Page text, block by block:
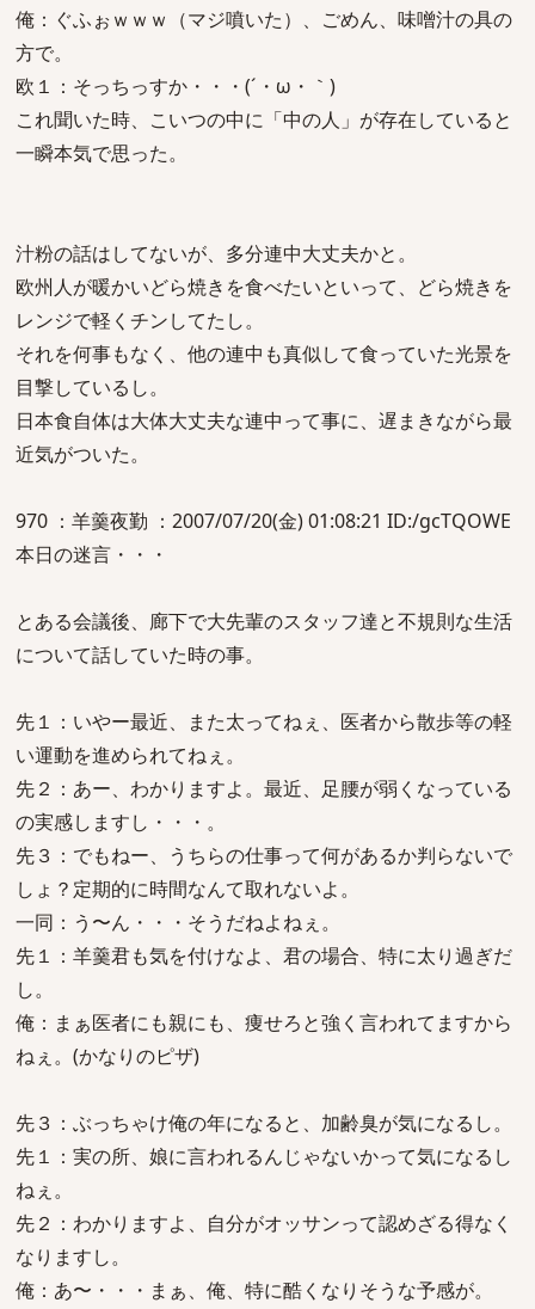
俺：ぐふぉｗｗｗ（マジ噴いた）、ごめん、味噌汁の具の
方で。
欧１：そっちっすか・・・(´・ω・｀)
これ聞いた時、こいつの中に「中の人」が存在していると
一瞬本気で思った。
汁粉の話はしてないが、多分連中大丈夫かと。
欧州人が暖かいどら焼きを食べたいといって、どら焼きを
レンジで軽くチンしてたし。
それを何事もなく、他の連中も真似して食っていた光景を
目撃しているし。
日本食自体は大体大丈夫な連中って事に、遅まきながら最
近気がついた。
970 ：羊羹夜勤 ：2007/07/20(金) 01:08:21 ID:/gcTQOWE
本日の迷言・・・
とある会議後、廊下で大先輩のスタッフ達と不規則な生活
について話していた時の事。
先１：いやー最近、また太ってねぇ、医者から散歩等の軽
い運動を進められてねぇ。
先２：あー、わかりますよ。最近、足腰が弱くなっている
の実感しますし・・・。
先３：でもねー、うちらの仕事って何があるか判らないで
しょ？定期的に時間なんて取れないよ。
一同：う〜ん・・・そうだねよねぇ。
先１：羊羹君も気を付けなよ、君の場合、特に太り過ぎだ
し。
俺：まぁ医者にも親にも、痩せろと強く言われてますから
ねぇ。(かなりのピザ)
先３：ぶっちゃけ俺の年になると、加齢臭が気になるし。
先１：実の所、娘に言われるんじゃないかって気になるし
ねぇ。
先２：わかりますよ、自分がオッサンって認めざる得なく
なりますし。
俺：あ〜・・・まぁ、俺、特に酷くなりそうな予感が。